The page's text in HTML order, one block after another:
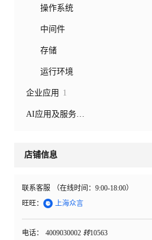
操作系统
中间件
存储
运行环境
企业应用 1
AI应用及服务市场
店铺信息
联系客服 （在线时间： 9:00-18:00）
旺旺：  上海众言
电话： 4009030002 转10563